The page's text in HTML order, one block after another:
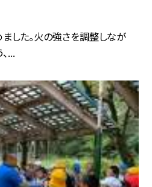
した。火の強さを調整しなが
...